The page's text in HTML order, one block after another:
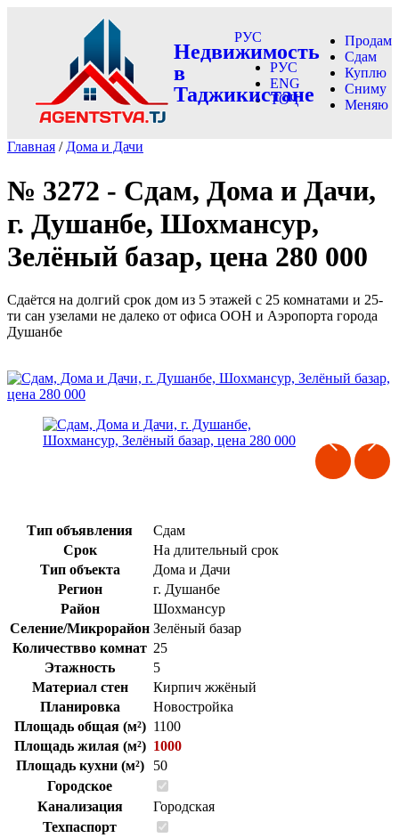
Недвижимость
в
Таджикистане
РУС
РУС
ENG
ТОҶ
Продам
Сдам
Куплю
Сниму
Меняю
Главная / Дома и Дачи
№ 3272 - Сдам, Дома и Дачи,
г. Душанбе, Шохмансур,
Зелёный базар, цена 280 000
Сдаётся на долгий срок дом из 5 этажей с 25 комнатами и 25-
ти сан узелами не далеко от офиса ООН и Аэропорта города
Душанбе
Тип объявления
Сдам
Срок
На длительный срок
Тип объекта
Дома и Дачи
Регион
г. Душанбе
Район
Шохмансур
Селение/Микрорайон Зелёный базар
Количествво комнат 25
Этажность
5
Материал стен
Кирпич жжёный
Планировка
Новостройка
Площадь общая (м²) 1100
Площадь жилая (м²) 1000
Площадь кухни (м²)
50
Городское
Канализация
Городская
Техпаспорт